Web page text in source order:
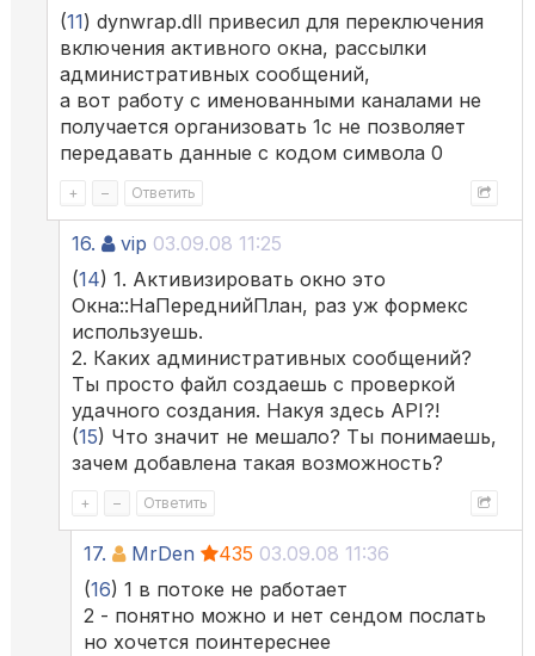
(11) dynwrap.dll привесил для переключения
включения активного окна, рассылки
административных сообщений,
а вот работу с именованными каналами не
получается организовать 1с не позволяет
передавать данные с кодом символа 0
+ – Ответить
16. vip 03.09.08 11:25
(14) 1. Активизировать окно это
Окна::НаПереднийПлан, раз уж формекс
используешь.
2. Каких административных сообщений?
Ты просто файл создаешь с проверкой
удачного создания. Накуя здесь API?!
(15) Что значит не мешало? Ты понимаешь,
зачем добавлена такая возможность?
+ – Ответить
17. MrDen 435 03.09.08 11:36
(16) 1 в потоке не работает
2 - понятно можно и нет сендом послать
но хочется поинтереснее